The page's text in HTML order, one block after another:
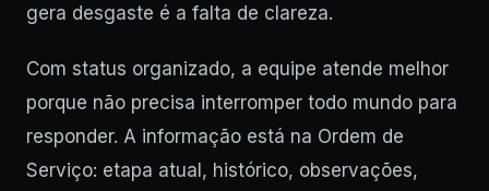
gera desgaste é a falta de clareza.
Com status organizado, a equipe atende melhor
porque não precisa interromper todo mundo para
responder. A informação está na Ordem de
Serviço: etapa atual, histórico, observações,